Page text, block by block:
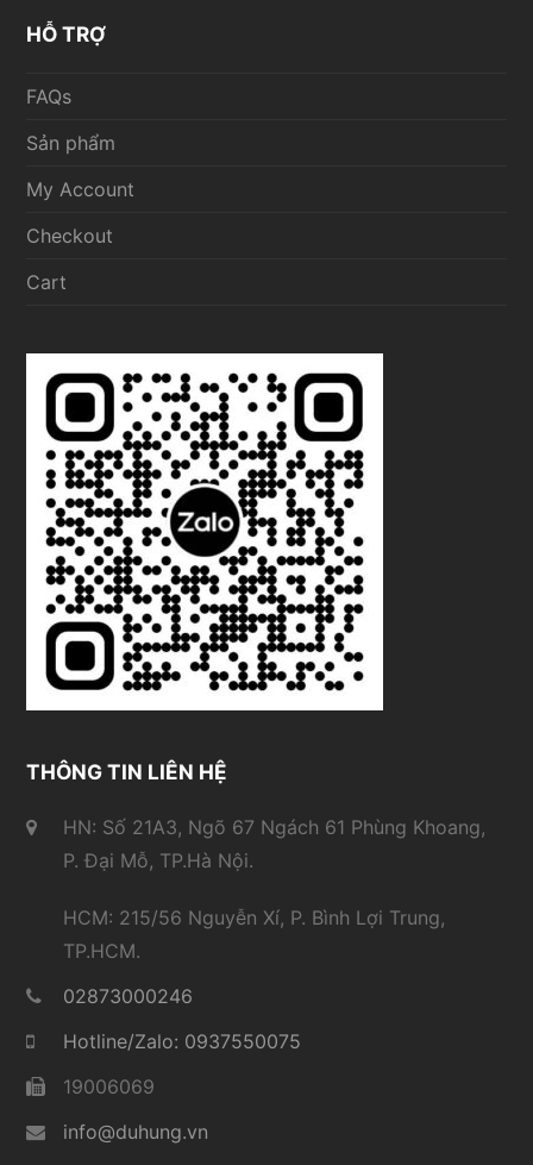
HỖ TRỢ
FAQs
Sản phẩm
My Account
Checkout
Cart
THÔNG TIN LIÊN HỆ
HN: Số 21A3, Ngõ 67 Ngách 61 Phùng Khoang,
P. Đại Mỗ, TP.Hà Nội.
HCM: 215/56 Nguyễn Xí, P. Bình Lợi Trung,
TP.HCM.
02873000246
Hotline/Zalo: 0937550075
19006069
info@duhung.vn